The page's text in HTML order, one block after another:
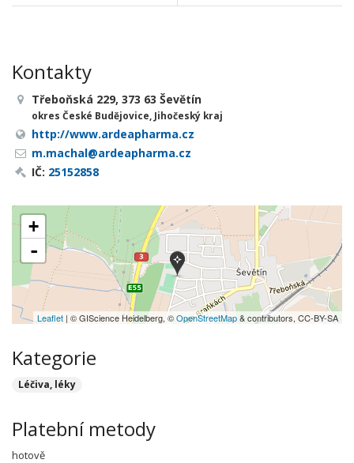
Kontakty
Třeboňská 229, 373 63 Ševětín
okres České Budějovice, Jihočeský kraj
http://www.ardeapharma.cz
m.machal@ardeapharma.cz
IČ: 25152858
+
-
Leaflet | © GIScience Heidelberg, ©OpenStreetMap& contributors, CC-BY-SA
Kategorie
Léčiva, léky
Platební metody
hotově